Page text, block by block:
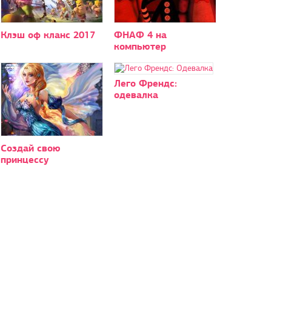
Клэш оф кланс 2017
ФНАФ 4 на
компьютер
Создай свою
принцессу
Лего Френдс:
одевалка